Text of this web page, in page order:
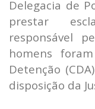
Delegacia de
prestar
responsável
homens
Detenção
disposição da